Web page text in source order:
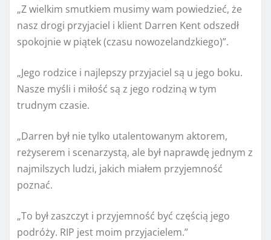
„Z wielkim smutkiem musimy wam powiedzieć, że
nasz drogi przyjaciel i klient Darren Kent odszedł
spokojnie w piątek (czasu nowozelandzkiego)”.
„Jego rodzice i najlepszy przyjaciel są u jego boku.
Nasze myśli i miłość są z jego rodziną w tym
trudnym czasie.
„Darren był nie tylko utalentowanym aktorem,
reżyserem i scenarzystą, ale był naprawdę jednym z
najmilszych ludzi, jakich miałem przyjemność
poznać.
„To był zaszczyt i przyjemność być częścią jego
podróży. RIP jest moim przyjacielem.”